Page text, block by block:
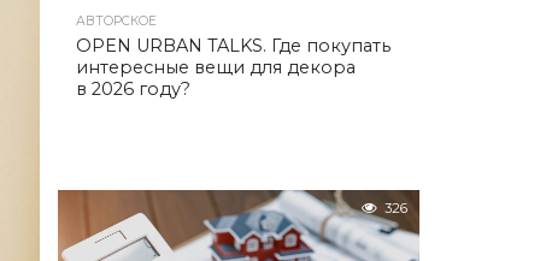
АВТОРСКОЕ
OPEN URBAN TALKS. Где покупать
интересные вещи для декора
в 2026 году?
326